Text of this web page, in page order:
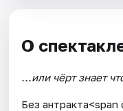
О
...или чёрт знает
Без